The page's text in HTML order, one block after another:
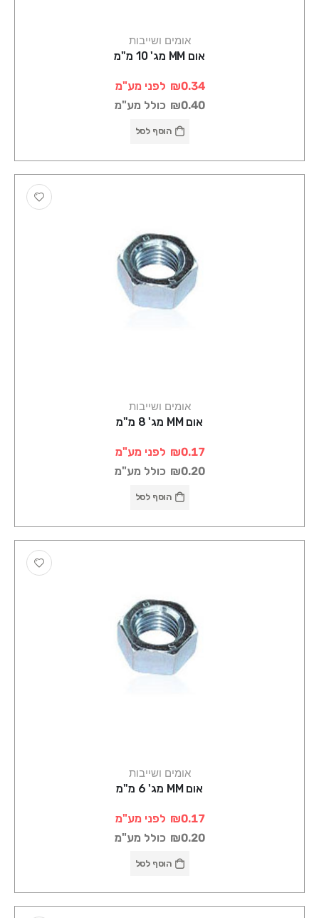
אומים ושייבות
אום MM מג' 10 מ"מ
₪0.34 לפני מע"מ
₪0.40 כולל מע"מ
הוסף לסל
אומים ושייבות
אום MM מג' 8 מ"מ
₪0.17 לפני מע"מ
₪0.20 כולל מע"מ
הוסף לסל
אומים ושייבות
אום MM מג' 6 מ"מ
₪0.17 לפני מע"מ
₪0.20 כולל מע"מ
הוסף לסל